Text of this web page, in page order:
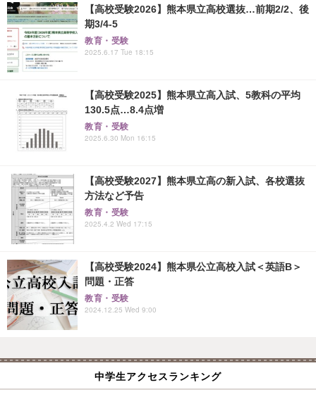
【高校受験2026】熊本県立高校選抜…前期2/2、後
期3/4-5
教育・受験
2025.6.17 Tue 18:15
【高校受験2025】熊本県立高入試、5教科の平均
130.5点…8.4点増
教育・受験
2025.6.30 Mon 16:15
【高校受験2027】熊本県立高の新入試、各校選抜
方法など予告
教育・受験
2025.4.2 Wed 17:15
【高校受験2024】熊本県公立高校入試＜英語B＞
問題・正答
教育・受験
2024.12.25 Wed 9:00
中学生アクセスランキング